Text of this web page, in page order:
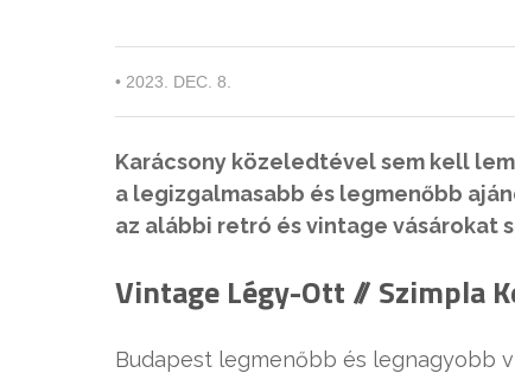
• 2023. DEC. 8.
Karácsony közeledtével sem kell
a legizgalmasabb és legmenőbb
az alábbi retró és vintage vásárokat
Vintage Légy-Ott // Szimpla
Budapest legmenőbb és legnagyobb